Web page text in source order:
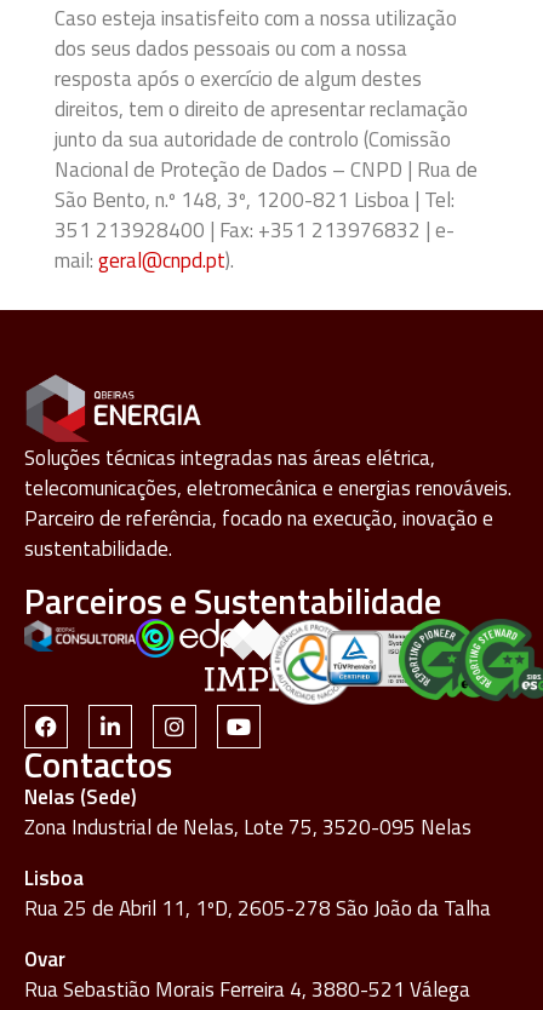
Caso esteja insatisfeito com a nossa utilização
dos seus dados pessoais ou com a nossa
resposta após o exercício de algum destes
direitos, tem o direito de apresentar reclamação
junto da sua autoridade de controlo (Comissão
Nacional de Proteção de Dados – CNPD | Rua de
São Bento, n.º 148, 3º, 1200-821 Lisboa | Tel:
351 213928400 | Fax: +351 213976832 | e-
mail:geral@cnpd.pt).
Soluções técnicas integradas nas áreas elétrica,
telecomunicações, eletromecânica e energias renováveis.
Parceiro de referência, focado na execução, inovação e
sustentabilidade.
Parceiros e Sustentabilidade
Contactos
Nelas (Sede)
Zona Industrial de Nelas, Lote 75, 3520-095 Nelas
Lisboa
Rua 25 de Abril 11, 1ºD, 2605-278 São João da Talha
Ovar
Rua Sebastião Morais Ferreira 4, 3880-521 Válega